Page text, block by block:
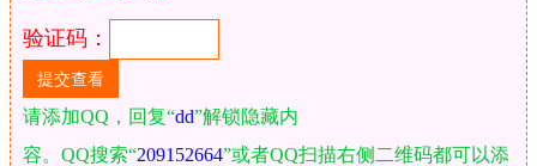
验证码：
请添加QQ，回复“dd”解锁隐藏内
容。QQ搜索“209152664”或者QQ扫描右侧二维码都可以添